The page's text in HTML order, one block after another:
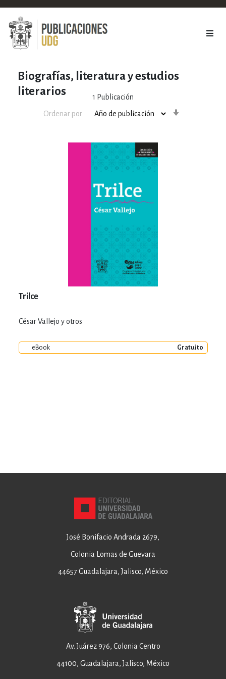
Biografías, literatura y estudios
literarios
1 Publicación
Ordenar por
Trilce
César Vallejo y otros
eBook Gratuito
José Bonifacio Andrada 2679,
Colonia Lomas de Guevara
44657 Guadalajara, Jalisco, México
Av. Juárez 976, Colonia Centro
44100, Guadalajara, Jalisco, México